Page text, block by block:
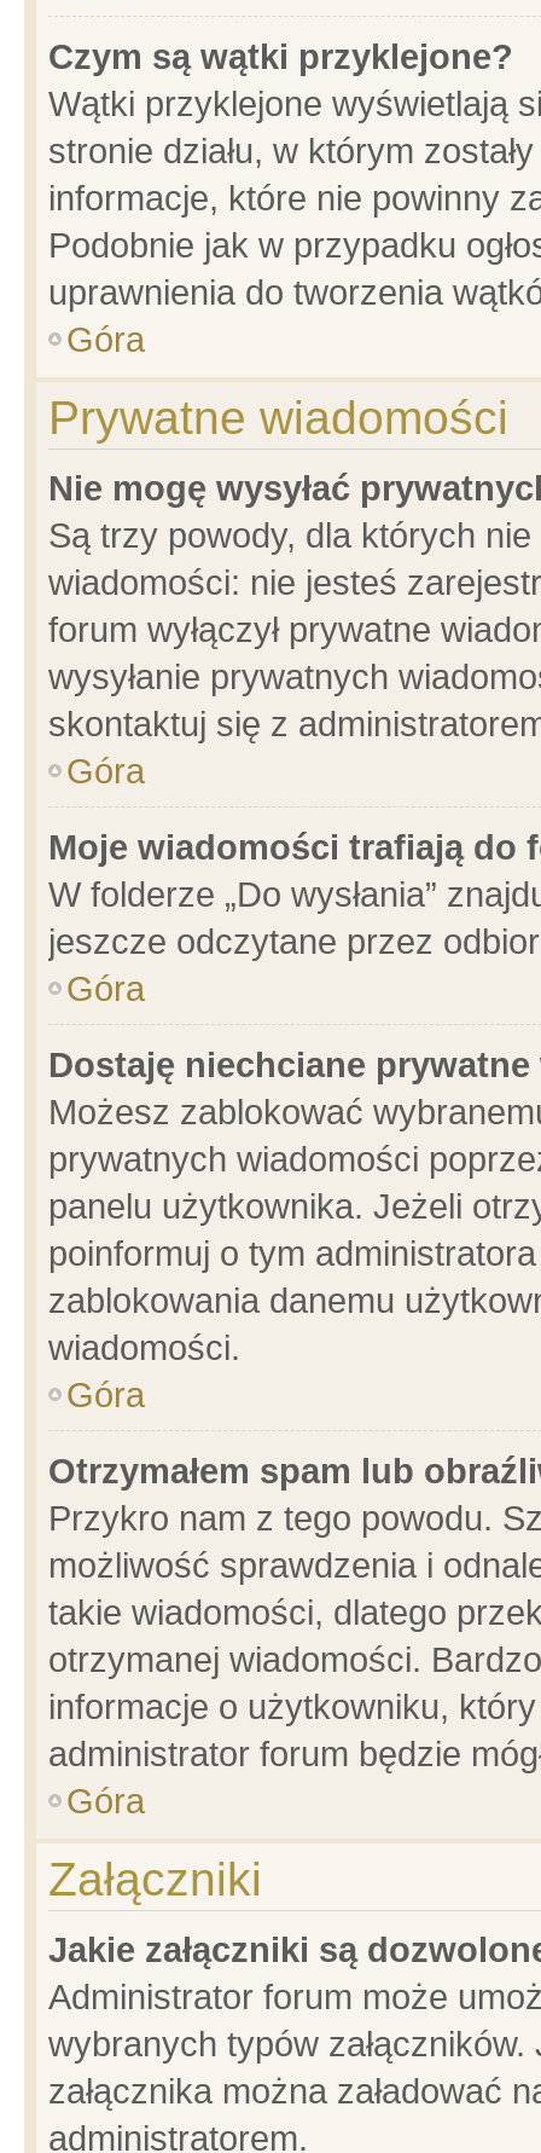
Czym są wątki przyklejone?
Wątki przyklejone wyświetlają
stronie działu, w którym
informacje, które nie powinny
Podobnie jak w przypadku
uprawnienia do tworzenia
Góra
Prywatne wiadomości
Nie mogę wysyłać
Są trzy powody, dla których
wiadomości: nie jesteś
forum wyłączył prywatne
wysyłanie prywatnych
skontaktuj się z
Góra
Moje wiadomości trafiają do
W folderze „Do wysłania”
jeszcze odczytane przez
Góra
Dostaję niechciane
Możesz zablokować
prywatnych wiadomości
panelu użytkownika. Jeżeli
poinformuj o tym
zablokowania danemu
wiadomości.
Góra
Otrzymałem spam lub
Przykro nam z tego powodu.
możliwość sprawdzenia i
takie wiadomości, dlatego
otrzymanej wiadomości.
informacje o użytkowniku,
administrator forum będzie
Góra
Załączniki
Jakie załączniki są
Administrator forum może
wybranych typów
załącznika można załadować
administratorem.